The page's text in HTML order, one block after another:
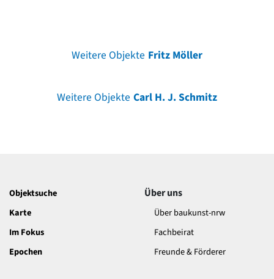
Weitere Objekte Fritz Möller
Weitere Objekte Carl H. J. Schmitz
Objektsuche
Karte
Im Fokus
Epochen
Über uns
Über baukunst-nrw
Fachbeirat
Freunde & Förderer